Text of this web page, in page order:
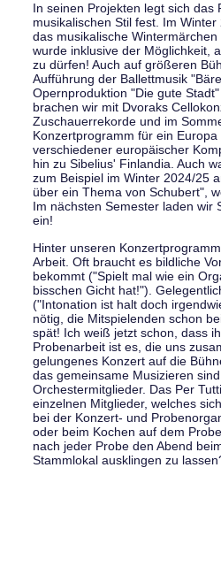
In seinen Projekten legt sich das
musikalischen Stil fest. Im
das musikalische
wurde inklusive der Möglichkeit,
zu dürfen! Auch auf größeren
Aufführung der Ballettmusik
Opernproduktion "Die gute
brachen wir mit Dvoraks
Zuschauerrekorde und im
Konzertprogramm für ein
verschiedener europäischer
hin zu Sibelius' Finlandia. Auch
zum Beispiel im Winter 2024/25
über ein Thema von Schubert",
Im nächsten Semester laden wir
ein!
Hinter unseren
Arbeit. Oft braucht es bildliche
bekommt ("Spielt mal wie ein
bisschen Gicht hat!").
("Intonation ist halt doch
nötig, die Mitspielenden schon
spät! Ich weiß jetzt schon, dass
Probenarbeit ist es, die uns
gelungenes Konzert auf die
das gemeinsame Musizieren
Orchestermitglieder. Das Per
einzelnen Mitglieder, welches
bei der Konzert- und
oder beim Kochen auf dem
nach jeder Probe den Abend
Stammlokal ausklingen zu